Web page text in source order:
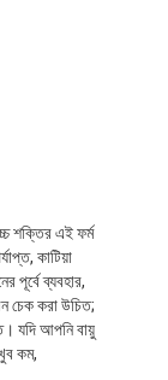
শক্তির এই ফর্ম
কাটিয়া
পূর্বে ব্যবহার,
চেক করা উচিত;
যদি আপনি বায়ু
কম,